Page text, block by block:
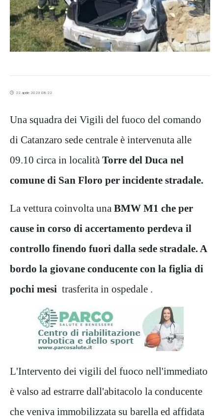
22 aprile 2023 08:22
Una squadra dei Vigili del fuoco del comando
di Catanzaro sede centrale è intervenuta alle
09.10 circa in località Torre del Duca nel
comune di San Floro per incidente stradale.
La vettura coinvolta una BMW M1 che per
cause in corso di accertamento perdeva il
controllo finendo fuori dalla sede stradale. A
bordo la giovane conducente con la figlia di
pochi mesi trasferita in ospedale .
L'Intervento dei vigili del fuoco nell'immediato
è valso ad estrarre dall'abitacolo la conducente
che veniva immobilizzata su barella ed affidata